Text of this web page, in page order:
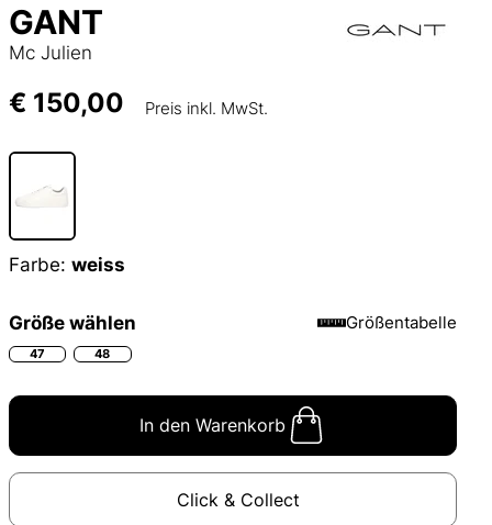
GANT
Mc Julien
€ 150,00 Preis inkl. MwSt.
Farbe: weiss
Größe wählen Größentabelle
47 48
In den Warenkorb
Click & Collect